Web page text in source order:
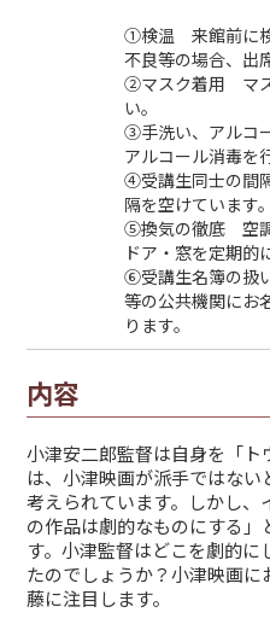
①検温 来館前に
不良等の場合、出
②マスク着用 マ
い。
③手洗い、アルコ
アルコール消毒を
④受講生同士の間
隔を空けています。
⑤換気の徹底 空調
ドア・窓を定期的
⑥受講生名簿の扱
等の公共機関にお
ります。
内容
小津安二郎監督は自身を「
は、小津映画が派手ではな
考えられています。しかし
の作品は劇的なものにする
す。小津監督はどこを劇的
たのでしょうか？小津映画
藤に注目します。